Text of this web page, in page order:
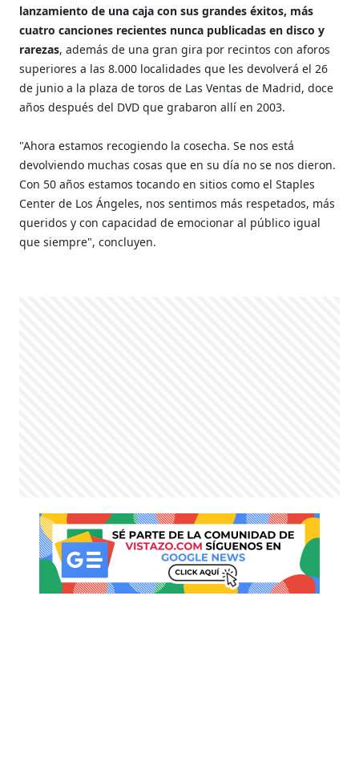
lanzamiento de una caja con sus grandes éxitos, más
cuatro canciones recientes nunca publicadas en disco y
rarezas, además de una gran gira por recintos con aforos
superiores a las 8.000 localidades que les devolverá el 26
de junio a la plaza de toros de Las Ventas de Madrid, doce
años después del DVD que grabaron allí en 2003.
"Ahora estamos recogiendo la cosecha. Se nos está
devolviendo muchas cosas que en su día no se nos dieron.
Con 50 años estamos tocando en sitios como el Staples
Center de Los Ángeles, nos sentimos más respetados, más
queridos y con capacidad de emocionar al público igual
que siempre", concluyen.